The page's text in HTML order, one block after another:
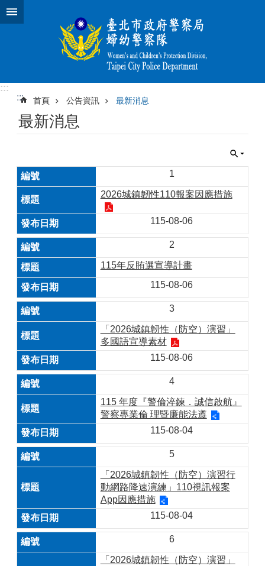
跳到主要內容區塊
:::
:::
首頁 公告資訊 最新消息
最新消息
1
2026城鎮韌性110報案因應措施
115-08-06
2
115年反賄選宣導計畫
115-08-06
3
「2026城鎮韌性（防空）演習」
多國語宣導素材
115-08-06
4
115 年度『警倫淬鍊．誠信啟航』
警察專業倫 理暨廉能法遵
115-08-04
5
「2026城鎮韌性（防空）演習行
動網路降速演練」110視訊報案
App因應措施
115-08-04
6
「2026城鎮韌性（防空）演習」